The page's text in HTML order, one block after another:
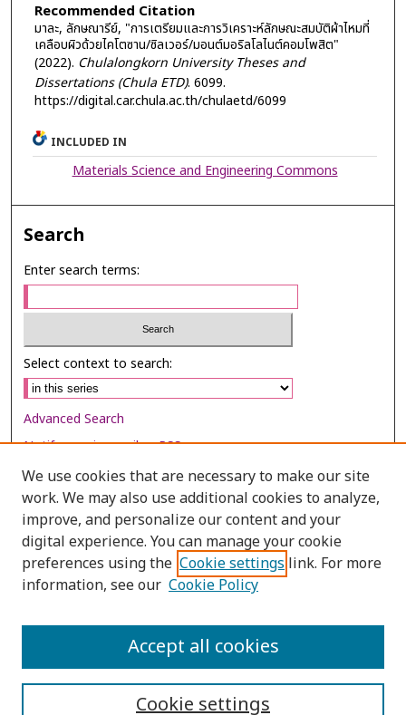
Recommended Citation
มาละ, ลักษณารีย์, "การเตรียมและการวิเคราะห์ลักษณะสมบัติผ้าไหมที่
เคลือบผิวด้วยไคโตซาน/ซิลเวอร์/มอนต์มอริลโลไนต์คอมโพสิต"
(2022). Chulalongkorn University Theses and
Dissertations (Chula ETD). 6099.
https://digital.car.chula.ac.th/chulaetd/6099
INCLUDED IN
Materials Science and Engineering Commons
Search
Enter search terms:
Select context to search:
Advanced Search
Notify me via email orRSS
Browse
Collections
Disciplines
Authors
We use cookies that are necessary to make our site
work. We may also use additional cookies to analyze,
improve, and personalize our content and your
digital experience. You can manage your cookie
preferences using the Cookie settings link. For more
information, see our Cookie Policy
Cookie settings
Accept all cookies